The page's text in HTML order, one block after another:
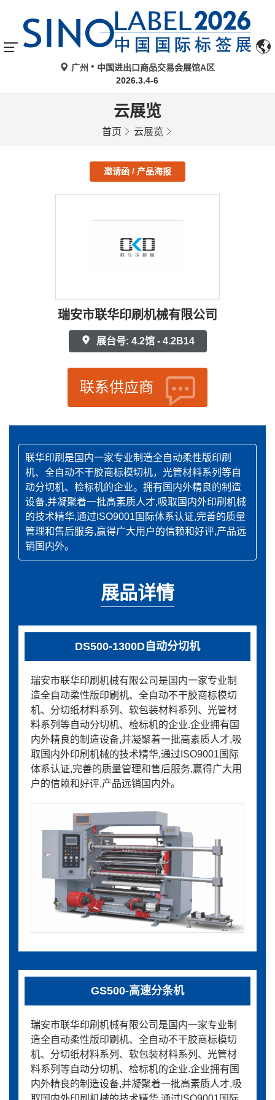
广州
中国进出口商品交易会展馆A区
2026.3.4-6
云展览
首页 云展览
邀请函 / 产品海报
瑞安市联华印刷机械有限公司
展台号: 4.2馆 - 4.2B14
联系供应商
联华印刷是国内一家专业制造全自动柔性版印刷
机、全自动不干胶商标模切机，光管材料系列等自
动分切机、检标机的企业。拥有国内外精良的制造
设备,并凝聚着一批高素质人才,吸取国内外印刷机械
的技术精华,通过ISO9001国际体系认证,完善的质量
管理和售后服务,赢得广大用户的信赖和好评,产品远
销国内外。
展品详情
DS500-1300D自动分切机
瑞安市联华印刷机械有限公司是国内一家专业制
造全自动柔性版印刷机、全自动不干胶商标模切
机、分切纸材料系列、软包装材料系列、光管材
料系列等自动分切机、检标机的企业.企业拥有国
内外精良的制造设备,并凝聚着一批高素质人才,吸
取国内外印刷机械的技术精华,通过ISO9001国际
体系认证,完善的质量管理和售后服务,赢得广大用
户的信赖和好评,产品远销国内外。
GS500-高速分条机
瑞安市联华印刷机械有限公司是国内一家专业制
造全自动柔性版印刷机、全自动不干胶商标模切
机、分切纸材料系列、软包装材料系列、光管材
料系列等自动分切机、检标机的企业.企业拥有国
内外精良的制造设备,并凝聚着一批高素质人才,吸